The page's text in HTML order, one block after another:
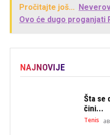
Pročitajte još...
Ovo će dugo proganjati
NAJNOVIJE
Šta se
čini...
Tenis